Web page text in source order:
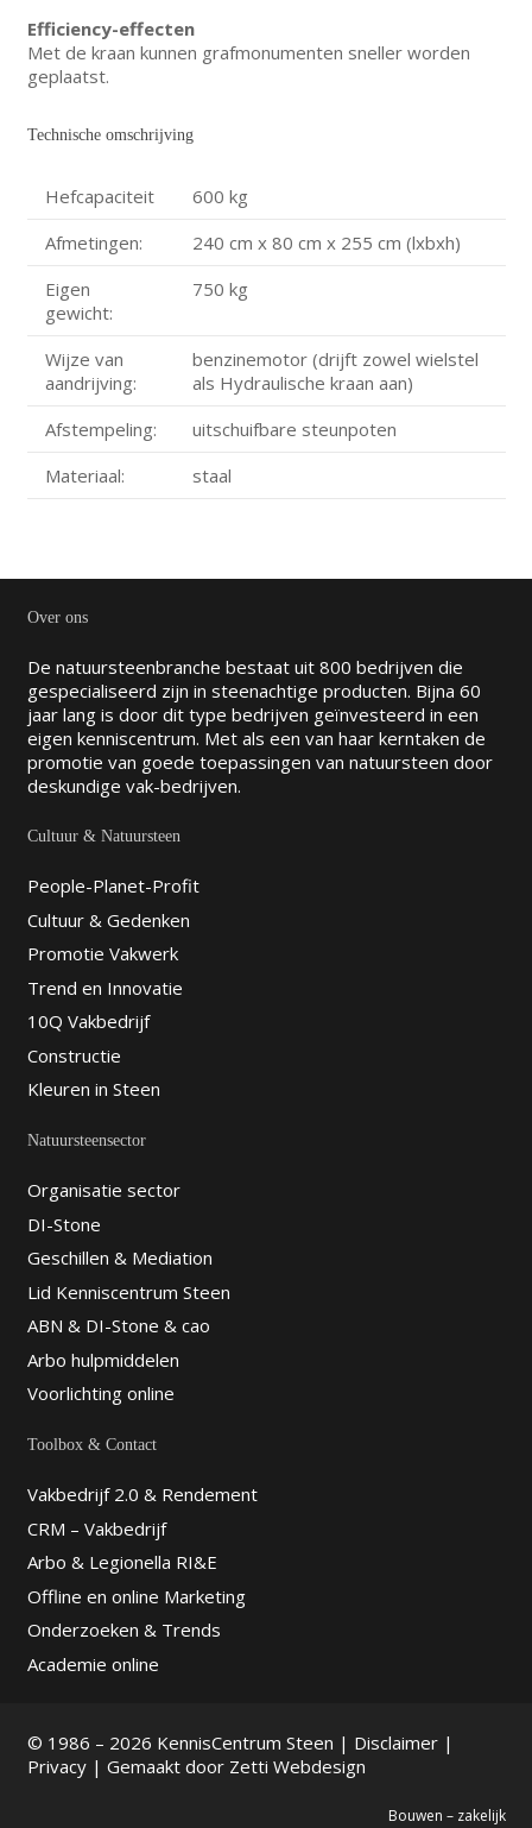
Efficiency-effecten
Met de kraan kunnen grafmonumenten sneller worden
geplaatst.
Technische omschrijving
Hefcapaciteit
600 kg
Afmetingen:
240 cm x 80 cm x 255 cm (lxbxh)
Eigen
gewicht:
750 kg
Wijze van
aandrijving:
benzinemotor (drijft zowel wielstel
als Hydraulische kraan aan)
Afstempeling:
uitschuifbare steunpoten
Materiaal:
staal
Over ons
De natuursteenbranche bestaat uit 800 bedrijven die
gespecialiseerd zijn in steenachtige producten. Bijna 60
jaar lang is door dit type bedrijven geïnvesteerd in een
eigen kenniscentrum. Met als een van haar kerntaken de
promotie van goede toepassingen van natuursteen door
deskundige vak-bedrijven.
Cultuur & Natuursteen
People-Planet-Profit
Cultuur & Gedenken
Promotie Vakwerk
Trend en Innovatie
10Q Vakbedrijf
Constructie
Kleuren in Steen
Natuursteensector
Organisatie sector
DI-Stone
Geschillen & Mediation
Lid Kenniscentrum Steen
ABN & DI-Stone & cao
Arbo hulpmiddelen
Voorlichting online
Toolbox & Contact
Vakbedrijf 2.0 & Rendement
CRM – Vakbedrijf
Arbo & Legionella RI&E
Offline en online Marketing
Onderzoeken & Trends
Academie online
© 1986 – 2026 KennisCentrum Steen | Disclaimer|
Privacy| Gemaakt door Zetti Webdesign
Bouwen – zakelijk